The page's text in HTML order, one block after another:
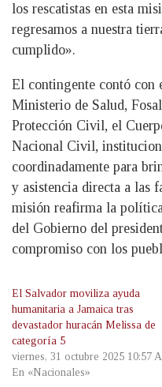
los rescatistas en esta
regresamos a nuestra
cumplido».
El contingente contó con
Ministerio de Salud,
Protección Civil, el
Nacional Civil,
coordinadamente para
y asistencia directa a las
misión reafirma la
del Gobierno del
compromiso con los
El Salvador moviliza ayuda
humanitaria a Jamaica tras
devastador huracán Melissa de
categoría 5
viernes, 31 octubre 2025 10:57
En «Nacionales»